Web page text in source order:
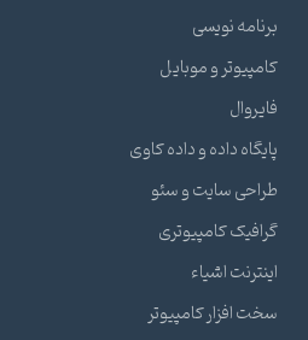
برنامه نویسی
کامپیوتر و موبایل
فایروال
پایگاه داده و داده کاوی
طراحی سایت و سئو
گرافیک کامپیوتری
اینترنت اشیاء
سخت افزار کامپیوتر